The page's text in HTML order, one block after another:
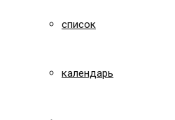
список
календарь